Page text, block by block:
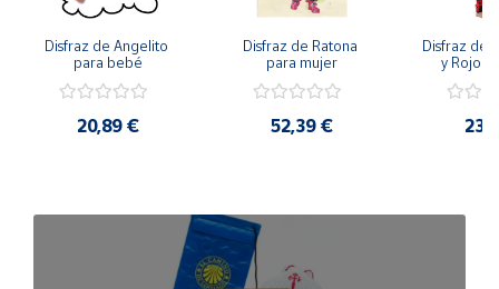
Disfraz de Angelito
para bebé
20,89 €
Disfraz de Ratona
para mujer
52,39 €
Disfraz de
y Rojo